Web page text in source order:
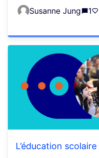
Susanne Jung 1
L’éducation